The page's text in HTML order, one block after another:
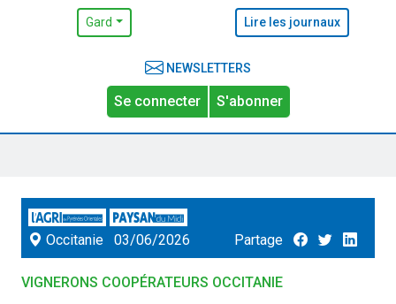
Gard Lire les journaux
NEWSLETTERS
Se connecter S'abonner
Occitanie 03/06/2026 Partage
VIGNERONS COOPÉRATEURS OCCITANIE